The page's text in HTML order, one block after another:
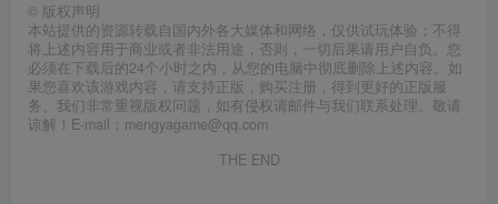
© 版权声明
本站提供的资源转载自国内外各大媒体和网络，仅供试玩体验；不得
将上述内容用于商业或者非法用途，否则，一切后果请用户自负。您
必须在下载后的24个小时之内，从您的电脑中彻底删除上述内容。如
果您喜欢该游戏内容，请支持正版，购买注册，得到更好的正版服
务。我们非常重视版权问题，如有侵权请邮件与我们联系处理。敬请
谅解！E-mail：mengyagame@qq.com
THE END